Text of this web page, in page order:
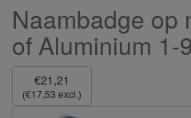
Naambadge op
of Aluminium 1-
€21,21
(€17,53 excl.)